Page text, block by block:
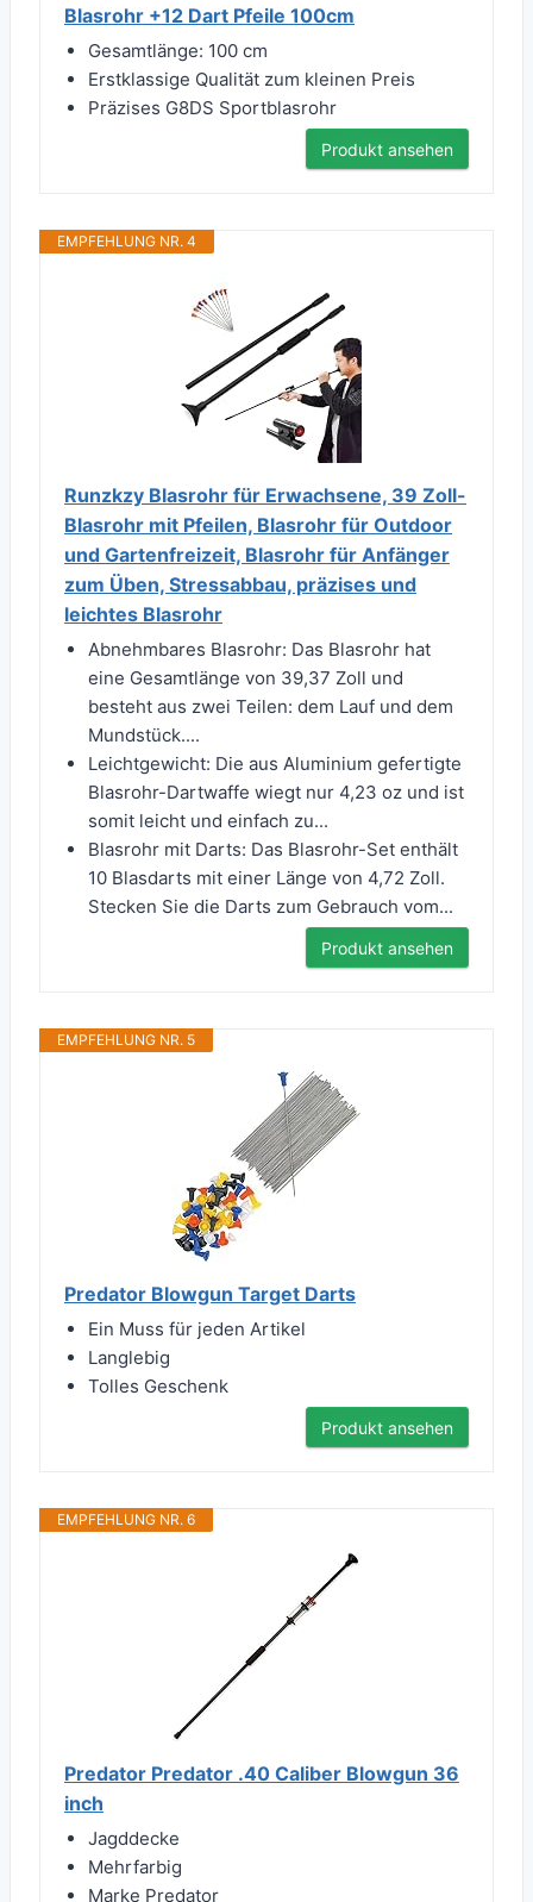
Blasrohr +12 Dart Pfeile 100cm
Gesamtlänge: 100 cm
Erstklassige Qualität zum kleinen Preis
Präzises G8DS Sportblasrohr
Produkt ansehen
EMPFEHLUNG NR. 4
Runzkzy Blasrohr für Erwachsene, 39 Zoll-
Blasrohr mit Pfeilen, Blasrohr für Outdoor
und Gartenfreizeit, Blasrohr für Anfänger
zum Üben, Stressabbau, präzises und
leichtes Blasrohr
Abnehmbares Blasrohr: Das Blasrohr hat
eine Gesamtlänge von 39,37 Zoll und
besteht aus zwei Teilen: dem Lauf und dem
Mundstück....
Leichtgewicht: Die aus Aluminium gefertigte
Blasrohr-Dartwaffe wiegt nur 4,23 oz und ist
somit leicht und einfach zu...
Blasrohr mit Darts: Das Blasrohr-Set enthält
10 Blasdarts mit einer Länge von 4,72 Zoll.
Stecken Sie die Darts zum Gebrauch vom...
Produkt ansehen
EMPFEHLUNG NR. 5
Predator Blowgun Target Darts
Ein Muss für jeden Artikel
Langlebig
Tolles Geschenk
Produkt ansehen
EMPFEHLUNG NR. 6
Predator Predator .40 Caliber Blowgun 36
inch
Jagddecke
Mehrfarbig
Marke Predator